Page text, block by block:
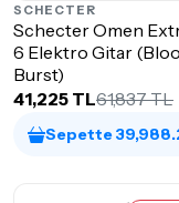
SCHECTER
Schecter Omen
6 Elektro Gitar
Burst)
41,225 TL61,837 TL
Sepette